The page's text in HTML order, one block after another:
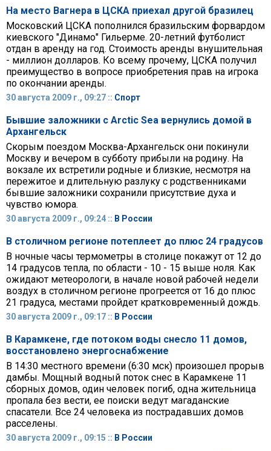
На место Вагнера в ЦСКА приехал другой бразилец
Московский ЦСКА пополнился бразильским форвардом
киевского "Динамо" Гильерме. 20-летний футболист
отдан в аренду на год. Стоимость аренды внушительная
- миллион долларов. Ко всему прочему, ЦСКА получил
преимущество в вопросе приобретения прав на игрока
по окончании аренды.
30 августа 2009 г., 09:27 :: Спорт
Бывшие заложники с Arctic Sea вернулись домой в
Архангельск
Скорым поездом Москва-Архангельск они покинули
Москву и вечером в субботу прибыли на родину. На
вокзале их встретили родные и близкие, несмотря на
пережитое и длительную разлуку с родственниками
бывшие заложники сохранили присутствие духа и
чувство юмора.
30 августа 2009 г., 09:24 :: В России
В столичном регионе потеплеет до плюс 24 градусов
В ночные часы термометры в столице покажут от 12 до
14 градусов тепла, по области - 10 - 15 выше ноля. Как
ожидают метеорологи, в начале новой рабочей недели
воздух в столичном регионе прогреется от 16 до плюс
21 градуса, местами пройдет кратковременный дождь.
30 августа 2009 г., 09:17 :: В России
В Карамкене, где потоком воды снесло 11 домов,
восстановлено энергоснабжение
В 14:30 местного времени (6:30 мск) произошел прорыв
дамбы. Мощный водный поток снес в Карамкене 11
сборных домов, один человек погиб, одна жительница
пропала без вести, ее поиски ведут магаданские
спасатели. Все 24 человека из пострадавших домов
расселены.
30 августа 2009 г., 09:15 :: В России